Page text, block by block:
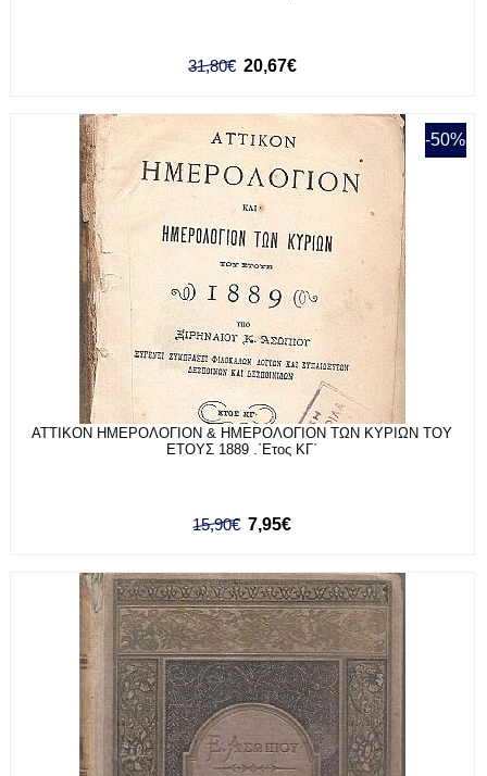
31,80€ 20,67€
-50%
ΑΤΤΙΚΟΝ ΗΜΕΡΟΛΟΓΙΟΝ & ΗΜΕΡΟΛΟΓΙΟΝ ΤΩΝ ΚΥΡΙΩΝ ΤΟΥ
ΕΤΟΥΣ 1889 .΄Ετος ΚΓ΄
15,90€ 7,95€